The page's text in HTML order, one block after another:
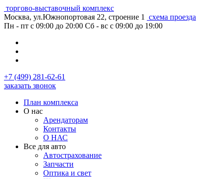
торгово-выставочный комплекс
Москва, ул.Южнопортовая 22, строение 1
схема проезда
Пн - пт с 09:00 до 20:00 Сб - вс с 09:00 до 19:00
+7 (499) 281-62-61
заказать звонок
План комплекса
О нас
Арендаторам
Контакты
О НАС
Все для авто
Автострахование
Запчасти
Оптика и свет